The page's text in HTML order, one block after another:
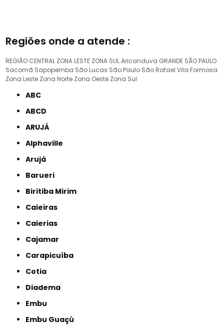
Regiões onde a atende :
REGIÃO CENTRAL ZONA LESTE ZONA SULAricanduva GRANDE SÃO PAULO
Sacomã Sapopemba São Lucas São Paulo São Rafael Vila Formosa
Zona Leste Zona Norte Zona Oeste Zona Sul
ABC
ABCD
ARUJÁ
Alphaville
Arujá
Barueri
Biritiba Mirim
Caieiras
Caierias
Cajamar
Carapicuíba
Cotia
Diadema
Embu
Embu Guaçú